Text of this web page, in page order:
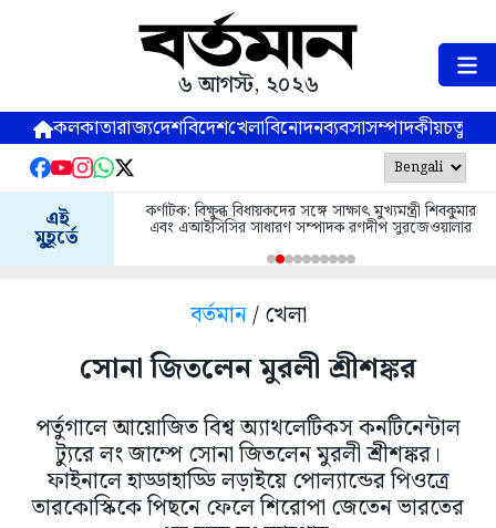
৬ আগস্ট, ২০২৬
কলকাতারাজ্যদেশবিদেশখেলাবিনোদনব্যবসাসম্পাদকীয়
এই
মুহূর্তে
কর্ণাটক: বিক্ষুব্ধ বিধায়কদের সঙ্গে সাক্ষাৎ মুখ্যমন্ত্রী শিবকুমার
এবং এআইসিসির সাধারণ সম্পাদক রণদীপ সুরজেওয়ালার
বর্তমান/ খেলা
সোনা জিতলেন মুরলী শ্রীশঙ্কর
পর্তুগালে আয়োজিত বিশ্ব অ্যাথলেটিকস কনটিনেন্টাল
ট্যুরে লং জাম্পে সোনা জিতলেন মুরলী শ্রীশঙ্কর।
ফাইনালে হাড্ডাহাড্ডি লড়াইয়ে পোল্যান্ডের পিওত্রে
তারকোস্কিকে পিছনে ফেলে শিরোপা জেতেন ভারতের